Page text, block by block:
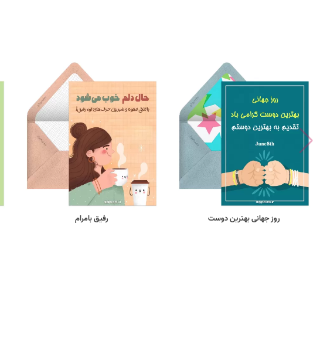
روز جهانی بهترین دوست رفیق بامرام